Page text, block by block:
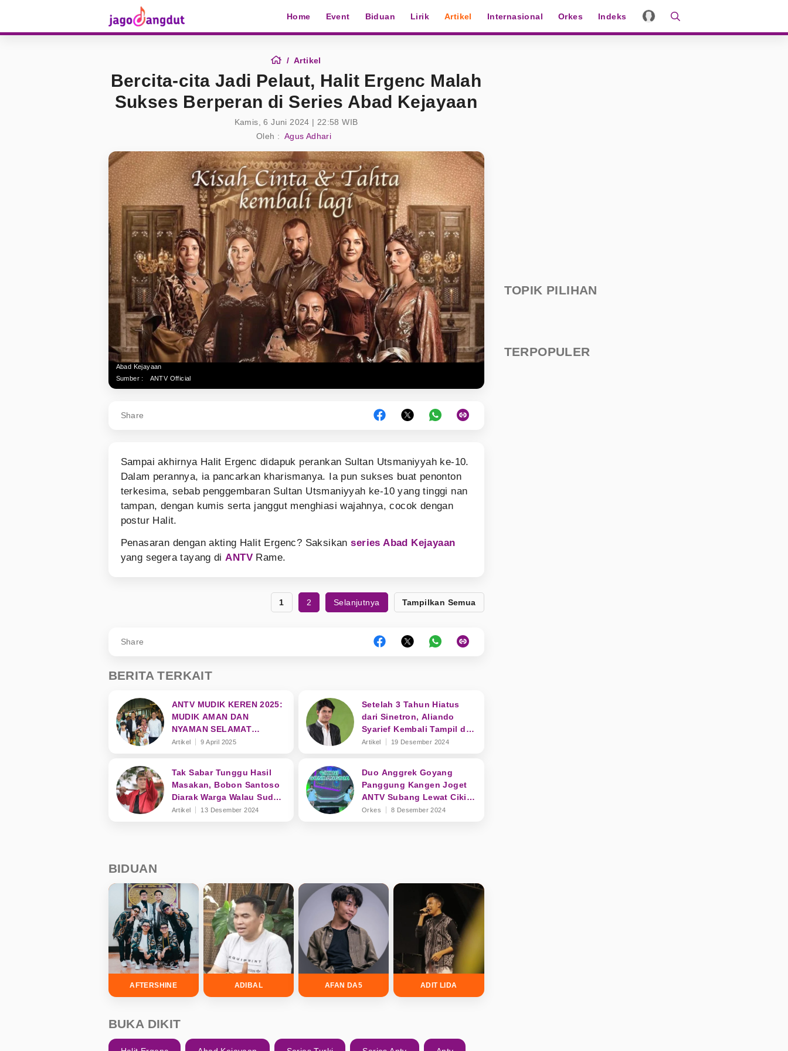
Home Event Biduan Lirik Artikel Internasional Orkes Indeks
Artikel
Bercita-cita Jadi Pelaut, Halit Ergenc Malah
Sukses Berperan di Series Abad Kejayaan
Kamis, 6 Juni 2024 | 22:58 WIB
Oleh : Agus Adhari
Abad Kejayaan
Sumber :
ANTV Official
Share
Sampai akhirnya Halit Ergenc didapuk perankan Sultan Utsmaniyyah ke-10.
Dalam perannya, ia pancarkan kharismanya. Ia pun sukses buat penonton
terkesima, sebab penggembaran Sultan Utsmaniyyah ke-10 yang tinggi nan
tampan, dengan kumis serta janggut menghiasi wajahnya, cocok dengan
postur Halit.
Penasaran dengan akting Halit Ergenc? Saksikanseries Abad Kejayaan
yang segera tayang di ANTVRame.
1 2 Selanjutnya Tampilkan Semua
Share
BERITA TERKAIT
ANTV MUDIK KEREN 2025:
MUDIK AMAN DAN
NYAMAN SELAMAT
SAMPAI TUJUAN
Artikel 9 April 2025
Setelah 3 Tahun Hiatus
dari Sinetron, Aliando
Syarief Kembali Tampil di
TV
Artikel 19 Desember 2024
Tak Sabar Tunggu Hasil
Masakan, Bobon Santoso
Diarak Warga Walau Sudah
Jadi Jawara
Artikel 13 Desember 2024
Duo Anggrek Goyang
Panggung Kangen Joget
ANTV Subang Lewat Cikini
Gondangdia
Orkes 8 Desember 2024
BIDUAN
AFTERSHINE ADIBAL AFAN DA5 ADIT LIDA
BUKA DIKIT
TOPIK PILIHAN
TERPOPULER